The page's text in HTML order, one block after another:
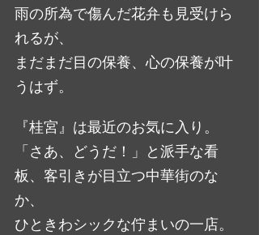
雨の所為で傷んだ花弁も見受けら
れるが、
まだまだ目の保養、心の保養が叶
うはず。
『桂宮』は最近のお気に入り。
「さあ、どうだ！」と派手な看
板、客引きが目立つ中華街のな
か、
ひときわシックな佇まいの一店。